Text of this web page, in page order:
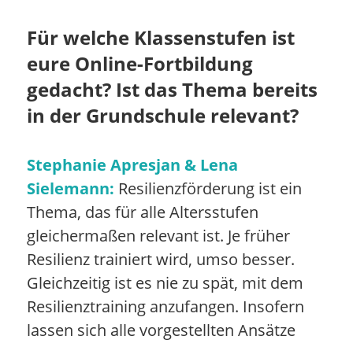
Für welche Klassenstufen ist
eure Online-Fortbildung
gedacht? Ist das Thema bereits
in der Grundschule relevant?
Stephanie Apresjan & Lena
Sielemann: Resilienzförderung ist ein
Thema, das für alle Altersstufen
gleichermaßen relevant ist. Je früher
Resilienz trainiert wird, umso besser.
Gleichzeitig ist es nie zu spät, mit dem
Resilienztraining anzufangen. Insofern
lassen sich alle vorgestellten Ansätze